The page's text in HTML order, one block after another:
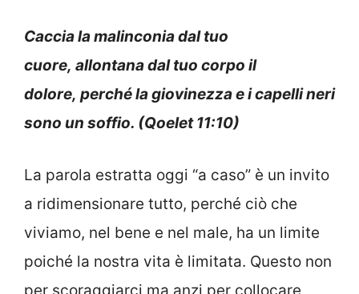
Caccia la malinconia dal tuo
cuore, allontana dal tuo corpo il
dolore, perché la giovinezza e i capelli neri
sono un soffio. (Qoelet 11:10)
La parola estratta oggi “a caso” è un invito
a ridimensionare tutto, perché ciò che
viviamo, nel bene e nel male, ha un limite
poiché la nostra vita è limitata. Questo non
per scoraggiarci ma anzi per collocare